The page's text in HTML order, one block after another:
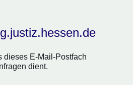
dieses E-Mail-Postfach
dient.